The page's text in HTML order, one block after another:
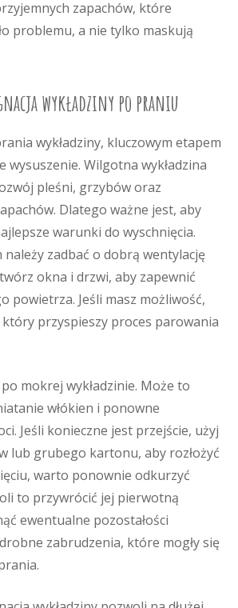
zapachów, które
problemu, a nie tylko maskują
wykładziny po praniu
wykładziny, kluczowym etapem
wysuszenie. Wilgotna wykładzina
pleśni, grzybów oraz
Dlatego ważne jest, aby
warunki do wyschnięcia.
należy zadbać o dobrą wentylację
okna i drzwi, aby zapewnić
powietrza. Jeśli masz możliwość,
który przyspieszy proces parowania
mokrej wykładzinie. Może to
włókien i ponowne
Jeśli konieczne jest przejście, użyj
lub grubego kartonu, aby rozłożyć
warto ponownie odkurzyć
to przywrócić jej pierwotną
ewentualne pozostałości
zabrudzenia, które mogły się